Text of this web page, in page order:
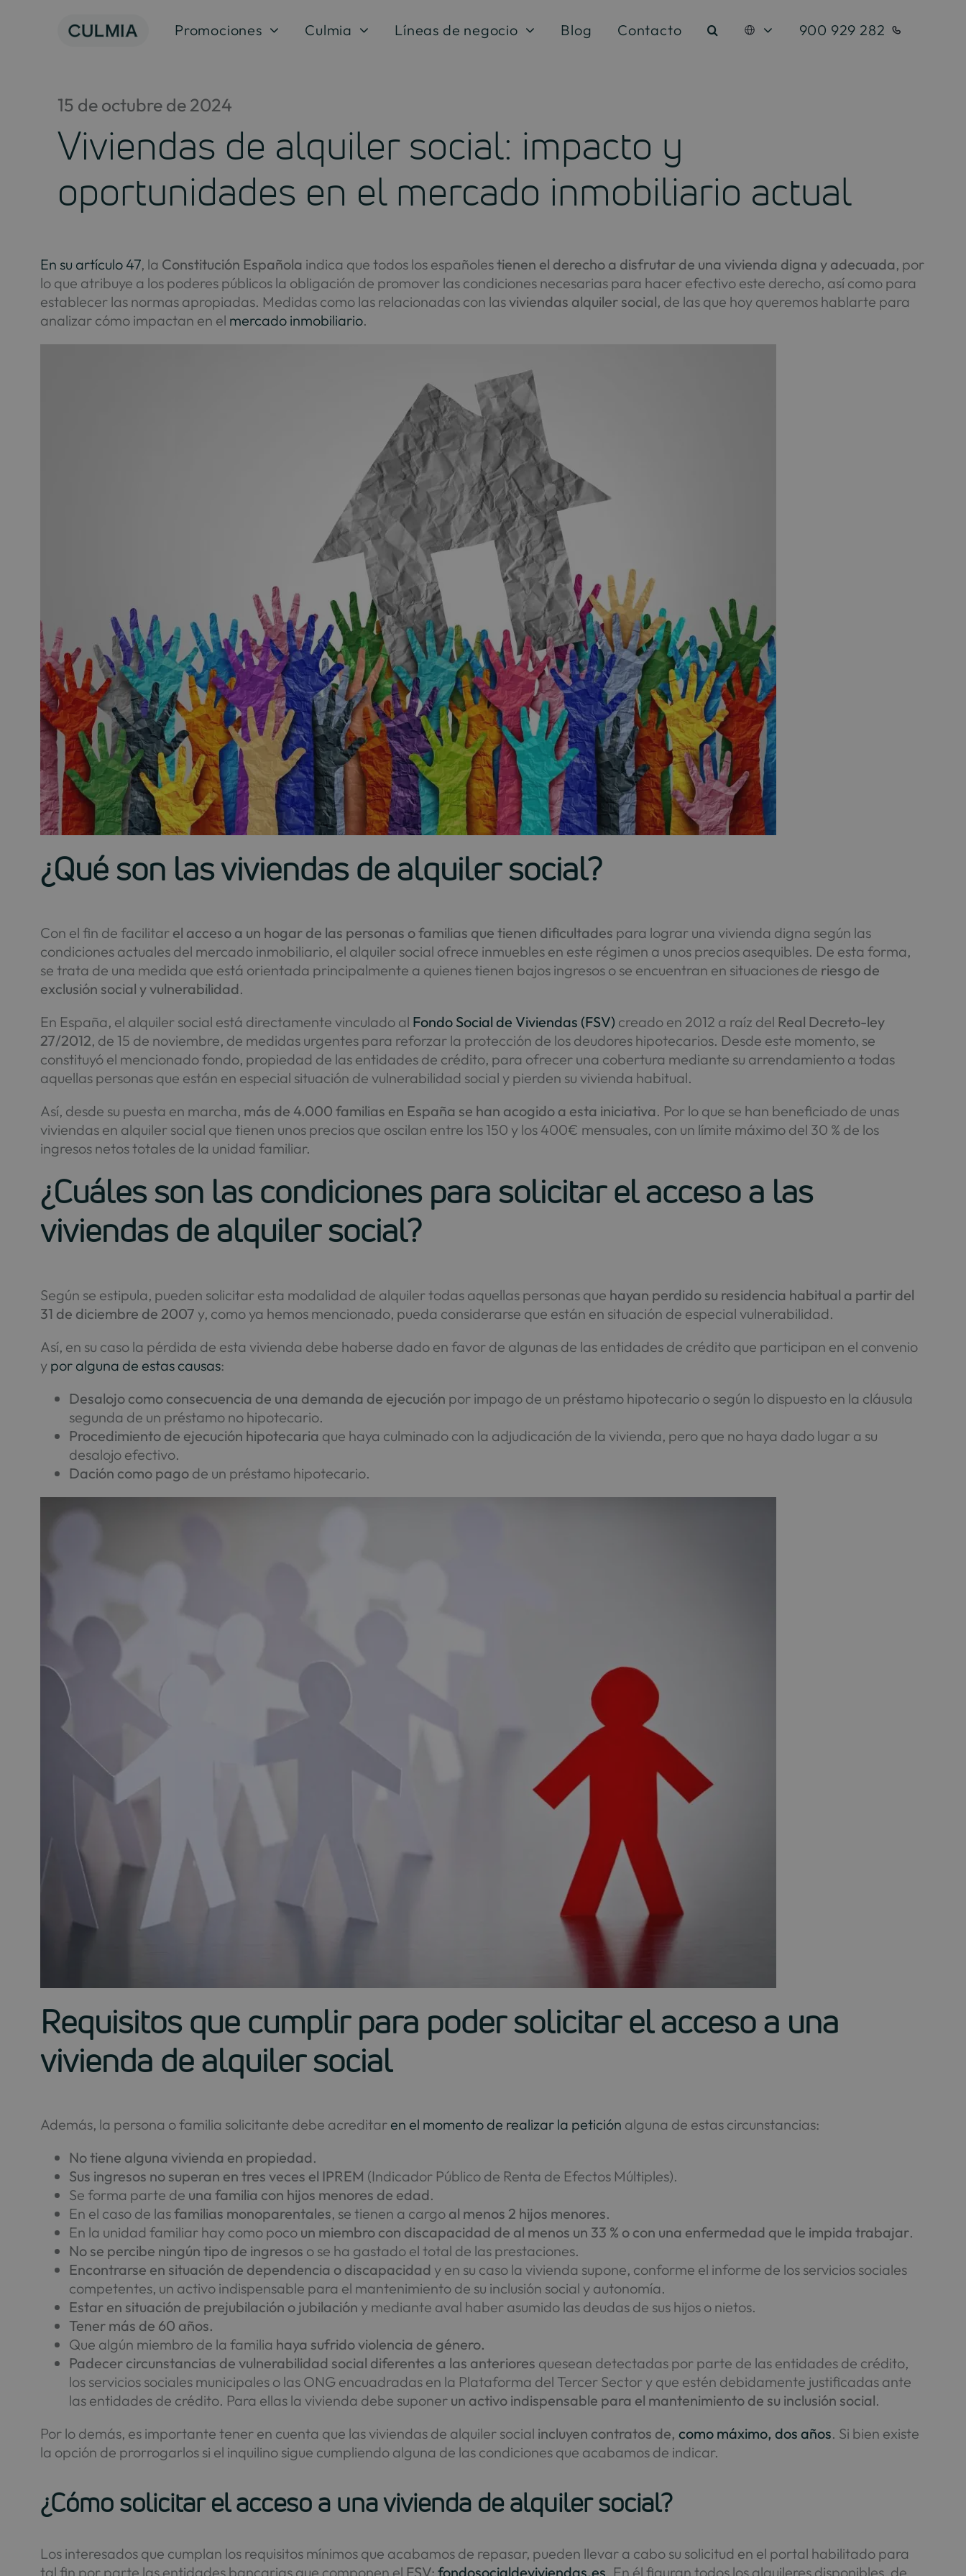
Promociones Culmia Líneas de negocio Blog Contacto 900 929 282
15 de octubre de 2024
Viviendas de alquiler social: impacto y
oportunidades en el mercado inmobiliario actual
En su artículo 47, la Constitución Española indica que todos los españolestienen el derecho a disfrutar de una vivienda digna y adecuada, por
lo que atribuye a los poderes públicos la obligación de promover las condiciones necesarias para hacer efectivo este derecho, así como para
establecer las normas apropiadas. Medidas como las relacionadas con lasviviendas alquiler social, de las que hoy queremos hablarte para
analizar cómo impactan en el mercado inmobiliario.
¿Qué son las viviendas de alquiler social?
Con el fin de facilitar el acceso a un hogar de las personas o familias que tienen dificultades para lograr una vivienda digna según las
condiciones actuales del mercado inmobiliario, el alquiler social ofrece inmuebles en este régimen a unos precios asequibles. De esta forma,
se trata de una medida que está orientada principalmente a quienes tienen bajos ingresos o se encuentran en situaciones de riesgo de
exclusión social y vulnerabilidad.
En España, el alquiler social está directamente vinculado al Fondo Social de Viviendas (FSV) creado en 2012 a raíz del Real Decreto-ley
27/2012, de 15 de noviembre, de medidas urgentes para reforzar la protección de los deudores hipotecarios. Desde este momento, se
constituyó el mencionado fondo, propiedad de las entidades de crédito, para ofrecer una cobertura mediante su arrendamiento a todas
aquellas personas que están en especial situación de vulnerabilidad social y pierden su vivienda habitual.
Así, desde su puesta en marcha, más de 4.000 familias en España se han acogido a esta iniciativa. Por lo que se han beneficiado de unas
viviendas en alquiler social que tienen unos precios que oscilan entre los 150 y los 400€ mensuales, con un límite máximo del 30 % de los
ingresos netos totales de la unidad familiar.
¿Cuáles son las condiciones para solicitar el acceso a las
viviendas de alquiler social?
Según se estipula, pueden solicitar esta modalidad de alquiler todas aquellas personas que hayan perdido su residencia habitual a partir del
31 de diciembre de 2007 y, como ya hemos mencionado, pueda considerarse que están en situación de especial vulnerabilidad.
Así, en su caso la pérdida de esta vivienda debe haberse dado en favor de algunas de las entidades de crédito que participan en el convenio
y por alguna de estas causas:
Desalojo como consecuencia de una demanda de ejecución por impago de un préstamo hipotecario o según lo dispuesto en la cláusula
segunda de un préstamo no hipotecario.
Procedimiento de ejecución hipotecaria que haya culminado con la adjudicación de la vivienda, pero que no haya dado lugar a su
desalojo efectivo.
Dación como pago de un préstamo hipotecario.
Requisitos que cumplir para poder solicitar el acceso a una
vivienda de alquiler social
Además, la persona o familia solicitante debe acreditar en el momento de realizar la petición alguna de estas circunstancias:
No tiene alguna vivienda en propiedad.
Sus ingresos no superan en tres veces el IPREM (Indicador Público de Renta de Efectos Múltiples).
Se forma parte de una familia con hijos menores de edad.
En el caso de lasfamilias monoparentales, se tienen a cargo al menos 2 hijos menores.
En la unidad familiar hay como poco un miembro con discapacidad de al menos un 33 % o con una enfermedad que le impida trabajar.
No se percibe ningún tipo de ingresos o se ha gastado el total de las prestaciones.
Encontrarse en situación de dependencia o discapacidad y en su caso la vivienda supone, conforme el informe de los servicios sociales
competentes, un activo indispensable para el mantenimiento de su inclusión social y autonomía.
Estar en situación de prejubilación o jubilación y mediante aval haber asumido las deudas de sus hijos o nietos.
Tener más de 60 años.
Que algún miembro de la familia haya sufrido violencia de género.
Padecer circunstancias de vulnerabilidad social diferentes a las anteriores quesean detectadas por parte de las entidades de crédito,
los servicios sociales municipales o las ONG encuadradas en la Plataforma del Tercer Sector y que estén debidamente justificadas ante
las entidades de crédito. Para ellas la vivienda debe suponer un activo indispensable para el mantenimiento de su inclusión social.
Por lo demás, es importante tener en cuenta que las viviendas de alquiler social incluyen contratos de,como máximo, dos años. Si bien existe
la opción de prorrogarlos si el inquilino sigue cumpliendo alguna de las condiciones que acabamos de indicar.
¿Cómo solicitar el acceso a una vivienda de alquiler social?
Los interesados que cumplan los requisitos mínimos que acabamos de repasar, pueden llevar a cabo su solicitud en el portal habilitado para
tal fin por parte las entidades bancarias que componen el FSV:fondosocialdeviviendas.es . En él figuran todos los alquileres disponibles, de